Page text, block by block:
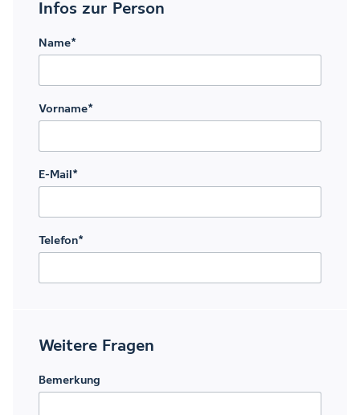
Infos zur Person
Name*
Vorname*
E-Mail *
Telefon*
Weitere Fragen
Bemerkung